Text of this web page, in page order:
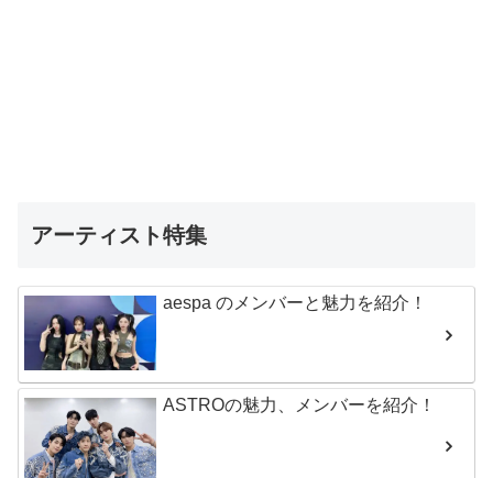
アーティスト特集
aespa のメンバーと魅力を紹介！
ASTROの魅力、メンバーを紹介！